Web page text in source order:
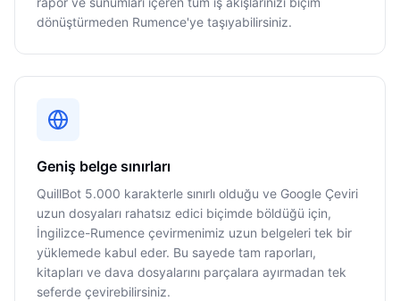
dönüştürmeden Rumence'ye taşıyabilirsiniz.
Geniş belge sınırları
QuillBot 5.000 karakterle sınırlı olduğu ve Google Çeviri
uzun dosyaları rahatsız edici biçimde böldüğü için,
İngilizce-Rumence çevirmenimiz uzun belgeleri tek bir
yüklemede kabul eder. Bu sayede tam raporları,
kitapları ve dava dosyalarını parçalara ayırmadan tek
seferde çevirebilirsiniz.